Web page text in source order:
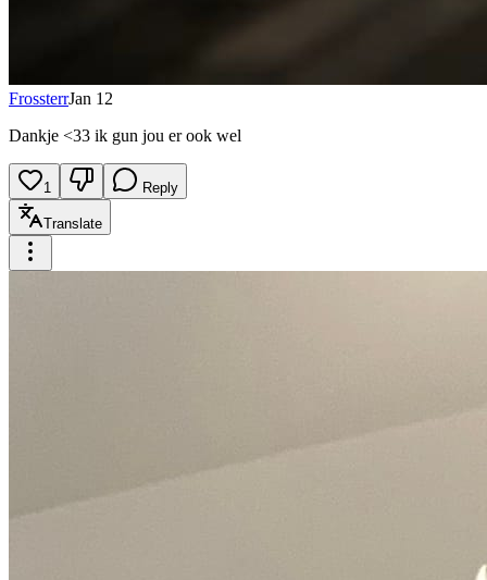
FrossterrJan 12
Dankje <33 ik gun jou er ook wel
1 Reply
Translate